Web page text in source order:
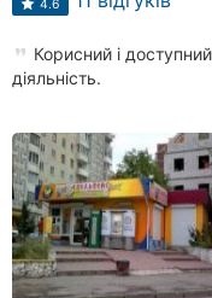
4.6
Корисний і
діяльність.